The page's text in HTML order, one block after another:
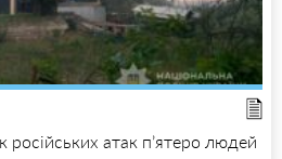
російських атак п’ятеро людей